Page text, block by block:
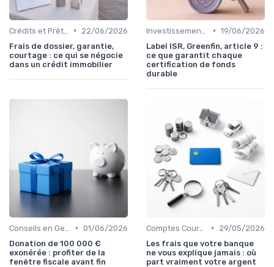
•
22/06/2026
Frais de dossier, garantie,
courtage : ce qui se négocie
dans un crédit immobilier
• 19/06/2026
Label ISR, Greenfin, article 9 :
ce que garantit chaque
certification de fonds
durable
• 01/06/2026
Donation de 100 000 €
exonérée : profiter de la
fenêtre fiscale avant fin
•
29/05/2026
Les frais que votre banque
ne vous explique jamais : où
part vraiment votre argent